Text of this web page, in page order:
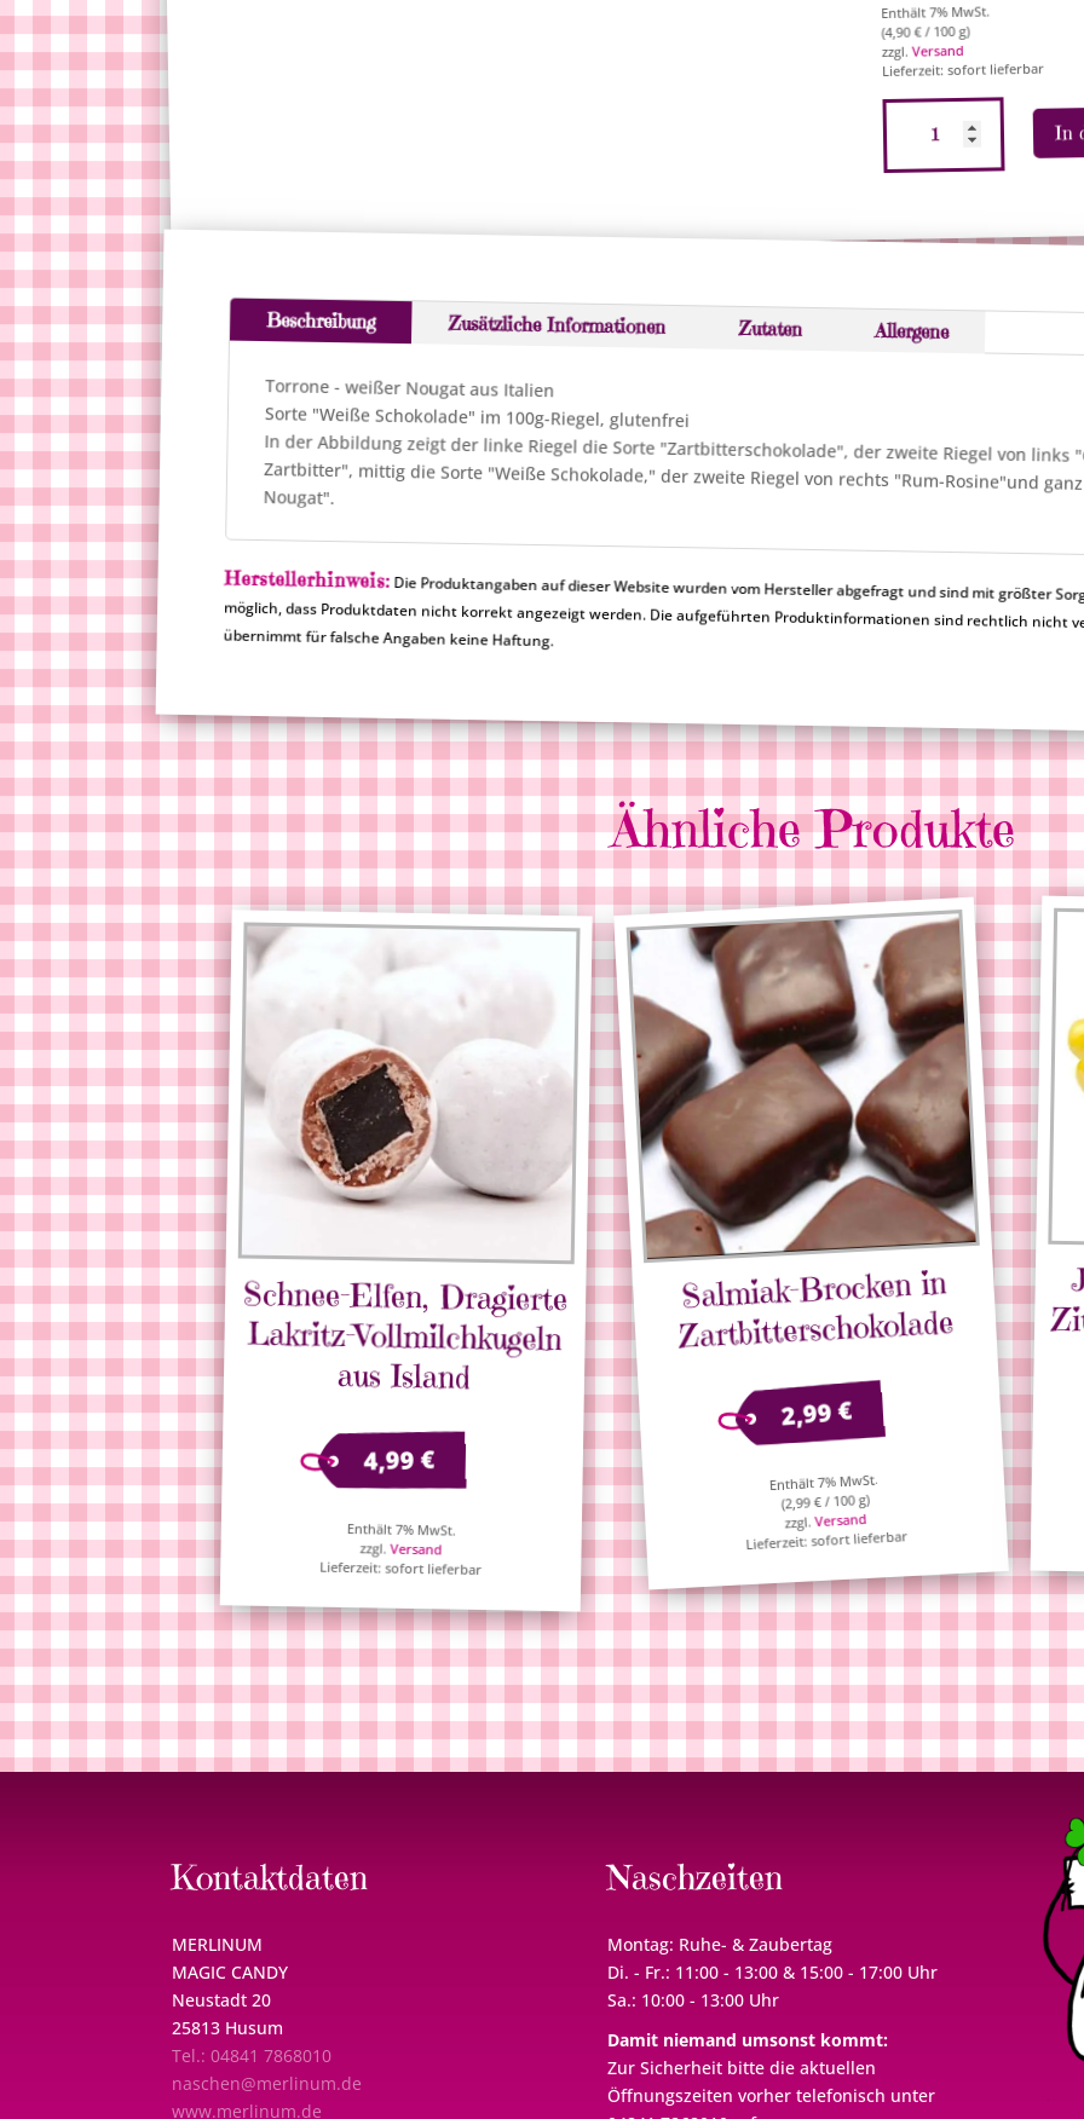
Enthält 7% MwSt.
(4,90€/ 100 g)
zzgl.Versand
Lieferzeit: sofort lieferbar
Torrone-
Riegel
"Weiße
Menge
In
Beschreibung Zusätzliche Informationen Zutaten Allergene
Torrone - weißer Nougat aus Italien
Sorte "Weiße Schokolade" im 100g-Riegel, glutenfrei
In der Abbildung zeigt der linke Riegel die Sorte "Zartbitterschokolade", der zweite Riegel von links
Zartbitter", mittig die Sorte "Weiße Schokolade," der zweite Riegel von rechts "Rum-Rosine"und
Nougat".
Herstellerhinweis:Die Produktangaben auf dieser Website wurden vom Hersteller abgefragt und sind mit größter
möglich, dass Produktdaten nicht korrekt angezeigt werden. Die aufgeführten Produktinformationen sind
übernimmt für falsche Angaben keine Haftung.
Ähnliche Produkte
Schnee-Elfen, Dragierte
Lakritz-Vollmilchkugeln
aus Island
4,99€
Enthält 7% MwSt.
zzgl.Versand
Lieferzeit: sofort lieferbar
Salmiak-Brocken in
Zartbitterschokolade
2,99€
Enthält 7% MwSt.
(2,99€/ 100 g)
zzgl.Versand
Lieferzeit: sofort lieferbar
Kontaktdaten
MERLINUM
MAGIC CANDY
Neustadt 20
25813 Husum
Tel.: 04841 7868010
naschen@merlinum.de
www.merlinum.de
Naschzeiten
Montag: Ruhe- & Zaubertag
Di. - Fr.: 11:00 - 13:00 & 15:00 - 17:00 Uhr
Sa.: 10:00 - 13:00 Uhr
Damit niemand umsonst kommt:
Zur Sicherheit bitte die aktuellen
Öffnungszeiten vorher telefonisch unter